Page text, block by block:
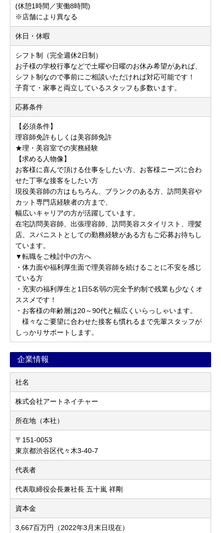
(休憩1時間／実働8時間)
※店舗により異なる
休日・休暇
シフト制（完全週休2日制）
お子様の学校行事などで土曜や日曜のお休み希望があれば、
シフト制なので事前にご相談いただければ対応可能です！
子育て・家事と両立しているスタッフも多数います。
応募条件
【必須条件】
理容師免許もしくは美容師免許
★理・美容室での実務経験
【求める人物像】
お客様に喜んで頂ける仕事をしたい方、お客様ニーズに合わ
せた丁寧な接客をしたい方
現役美容師の方はもちろん、ブランクのある方、訪問美容や
カット専門店経験者の方まで、
幅広いキャリアの方が活躍しています。
在宅訪問美容師、出張理容師、訪問美容スタイリスト、理髪
店、スパニストとしての勤務経験がある方もご応募お待ちし
ています。
▼転職をご検討中の方へ
・体力面や福利厚生面で理美容師を続けることに不安を感じ
ている方
・充実の福利厚生と1日5名弱の完全予約制で残業も少なくオ
ススメです！
・お客様の年齢層は20～90代と幅広くいらっしゃいます。
様々なご要望に合わせた接客も慣れるまで先輩スタッフが
しっかりサポートします。
企業情報
社名
株式会社アートネイチャー
所在地（本社）
〒151-0053
東京都渋谷区代々木3-40-7
代表者
代表取締役会長兼社長 五十嵐 祥剛
資本金
3,667百万円（2022年3月末日現在）